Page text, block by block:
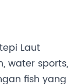
Laut
water sports,
fish yang